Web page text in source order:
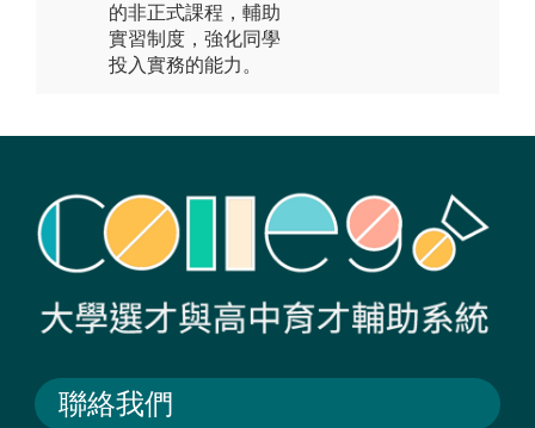
的非正式課程，輔助
實習制度，強化同學
投入實務的能力。
聯絡我們